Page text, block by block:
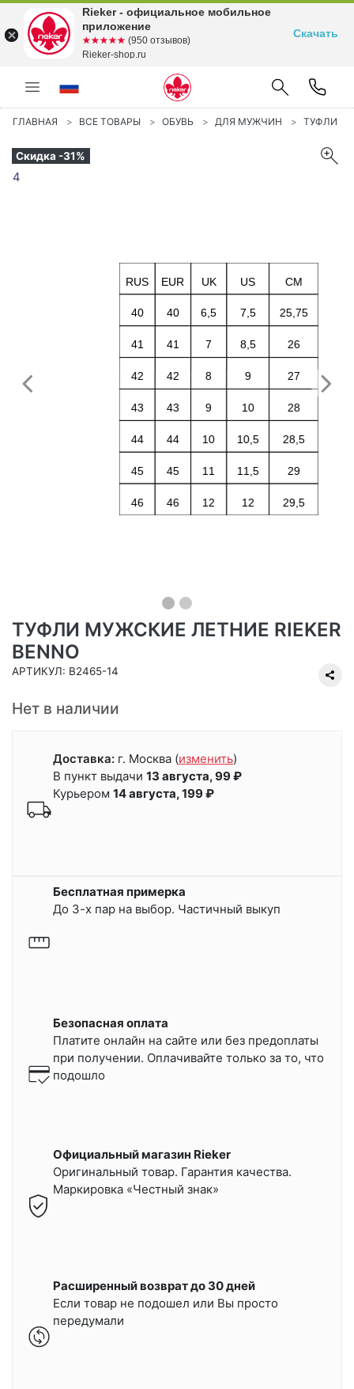
ГЛАВНАЯ ВСЕ ТОВАРЫ ОБУВЬ ДЛЯ МУЖЧИН ТУФЛИ
Скидка -31%
Предыдущий
ТУФЛИ МУЖСКИЕ ЛЕТНИЕ RIEKER
BENNO
АРТИКУЛ: B2465-14
Нет в наличии
Доставка: г. Москва (изменить)
В пункт выдачи 13 августа, 99 ₽
Курьером 14 августа, 199 ₽
Бесплатная примерка
До 3-х пар на выбор. Частичный выкуп
Безопасная оплата
Платите онлайн на сайте или без предоплаты
при получении. Оплачивайте только за то, что
подошло
Официальный магазин Rieker
Оригинальный товар. Гарантия качества.
Маркировка «Честный знак»
Расширенный возврат до 30 дней
Если товар не подошел или Вы просто
передумали
Rieker - официальное мобильное
приложение
☆☆☆☆☆
★★★★★ (950 отзывов)
Rieker-shop.ru
Скачать